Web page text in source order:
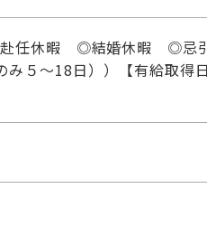
任休暇 ◎結婚休暇 ◎
～18日））【有給取得